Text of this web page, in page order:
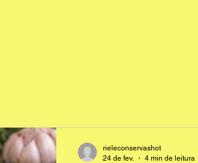
rieleconservashot
24 de fev.
4 min de leitura